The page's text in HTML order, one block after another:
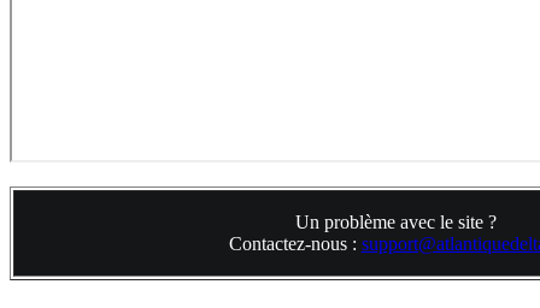
Un problème avec le site ?
Contactez-nous :